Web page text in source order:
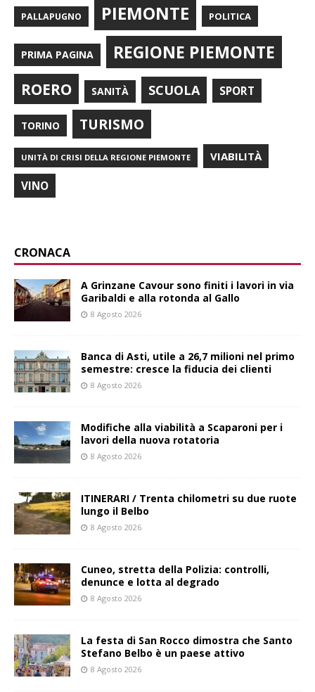
PALLAPUGNO PIEMONTE POLITICA
PRIMA PAGINA REGIONE PIEMONTE
ROERO SANITÀ SCUOLA SPORT
TORINO TURISMO
UNITÀ DI CRISI DELLA REGIONE PIEMONTE VIABILITÀ
VINO
CRONACA
A Grinzane Cavour sono finiti i lavori in via
Garibaldi e alla rotonda al Gallo
8 Agosto 2026
Banca di Asti, utile a 26,7 milioni nel primo
semestre: cresce la fiducia dei clienti
8 Agosto 2026
Modifiche alla viabilità a Scaparoni per i
lavori della nuova rotatoria
8 Agosto 2026
ITINERARI / Trenta chilometri su due ruote
lungo il Belbo
8 Agosto 2026
Cuneo, stretta della Polizia: controlli,
denunce e lotta al degrado
8 Agosto 2026
La festa di San Rocco dimostra che Santo
Stefano Belbo è un paese attivo
8 Agosto 2026